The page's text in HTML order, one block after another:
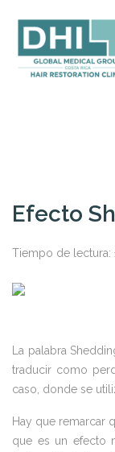
Efecto
Tiempo de lectura:
La palabra
traducir como
caso, donde se
Hay que remarcar
que es un efecto